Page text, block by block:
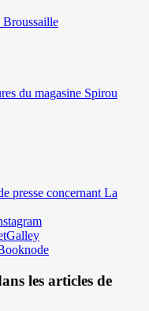
Broussaille
du magasine Spirou
presse concernant La
les articles de